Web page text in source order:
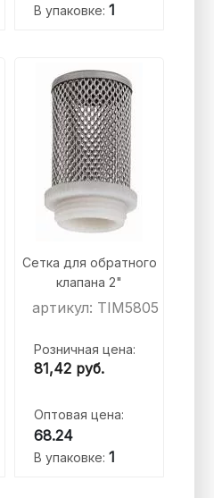
В упаковке: 1
Сетка для обратного
клапана 2"
артикул: TIM5805
Розничная цена:
81,42 руб.
Оптовая цена:
68.24
В упаковке: 1